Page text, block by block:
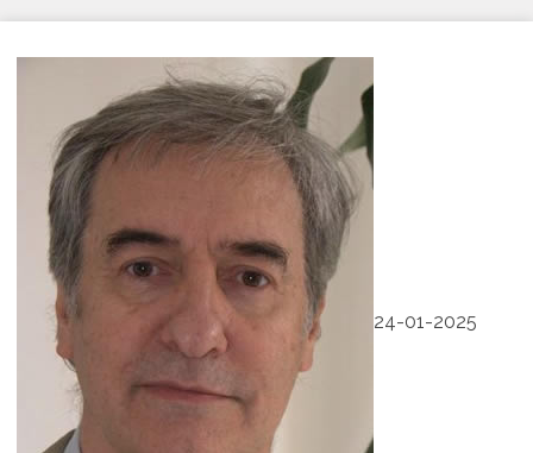
24-01-2025